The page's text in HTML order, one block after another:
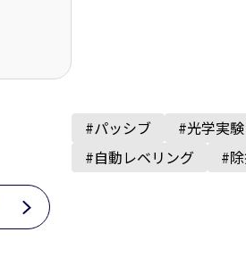
#パッシブ #光学実験
#自動レベリング
#